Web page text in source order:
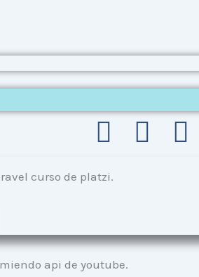
curso de platzi.
api de youtube.